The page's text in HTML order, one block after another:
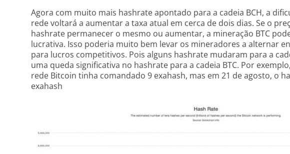
Agora com muito mais hashrate apontado para a cadeia BCH, a
rede voltará a aumentar a taxa atual em cerca de dois dias. Se o
hashrate permanecer o mesmo ou aumentar, a mineração BTC
lucrativa. Isso poderia muito bem levar os mineradores a alternar
para lucros competitivos. Pois alguns hashrate mudaram para a
uma queda significativa no hashrate para a cadeia BTC. Por
rede Bitcoin tinha comandado 9 exahash, mas em 21 de agosto, o
exahash